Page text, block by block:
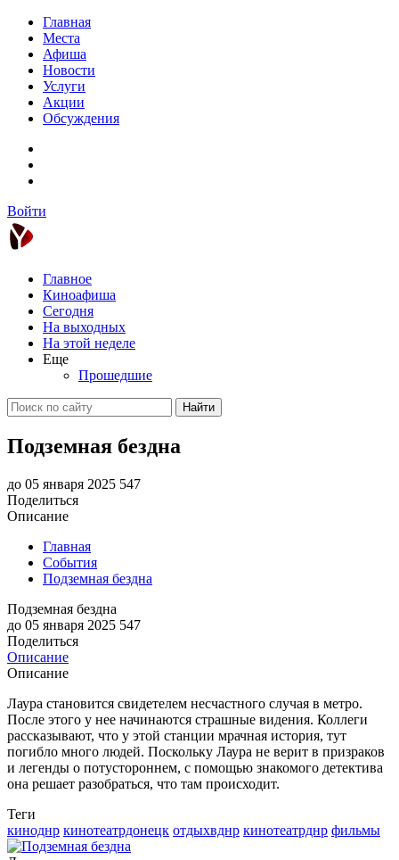
Главная
Места
Афиша
Новости
Услуги
Акции
Обсуждения
Войти
Главное
Киноафиша
Сегодня
На выходных
На этой неделе
Еще
Прошедшие
Найти
Подземная бездна
до 05 января 2025 547
Поделиться
Описание
Главная
События
Подземная бездна
Подземная бездна
до 05 января 2025 547
Поделиться
Описание
Описание
Лаура становится свидетелем несчастного случая в метро.
После этого у нее начинаются страшные видения. Коллеги
рассказывают, что у этой станции мрачная история, тут
погибло много людей. Поскольку Лаура не верит в призраков
и легенды о потустороннем, с помощью знакомого детектива
она решает разобраться, что там происходит.
Теги
киноднр кинотеатрдонецк отдыхвднр кинотеатрднр фильмы